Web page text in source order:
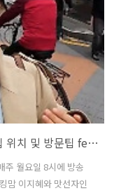
남겨서뭐하게 건대 양다리 바비큐 맛집 위치 및 방문팁 feat. 이지혜
주 월요일 8시에 방송
맘 이지혜와 맛선자인